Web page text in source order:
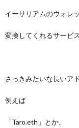
イーサリアムのウォレ
変換してくれるサービス
さっきみたいな長いア
例えば
「Taro.eth」とか、